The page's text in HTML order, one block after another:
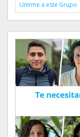
Unirme a este Grupo